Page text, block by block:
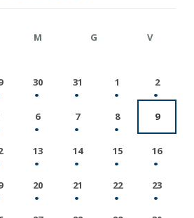
M G V
30 31 1 2
6 7 8 9
13 14 15 16
20 21 22 23